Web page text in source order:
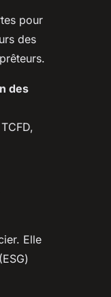
pour
des
des
Elle